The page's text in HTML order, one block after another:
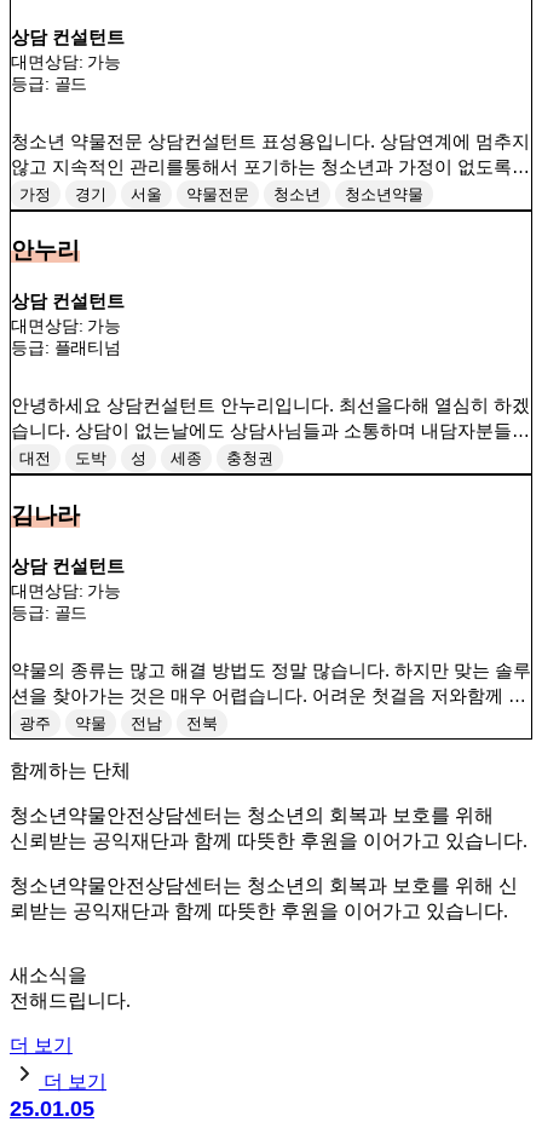
상담 컨설턴트
대면상담: 가능
등급: 골드
청소년 약물전문 상담컨설턴트 표성용입니다. 상담연계에 멈추지
않고 지속적인 관리를통해서 포기하는 청소년과 가정이 없도록
끝까지 완주하겠습니다.
가정 경기 서울 약물전문 청소년 청소년약물
안누리
상담 컨설턴트
대면상담: 가능
등급: 플래티넘
안녕하세요 상담컨설턴트 안누리입니다. 최선을다해 열심히 하겠
습니다. 상담이 없는날에도 상담사님들과 소통하며 내담자분들이
지치지않도록 케어하겠습니다. 감사합니다.
대전 도박 성 세종 충청권
김나라
상담 컨설턴트
대면상담: 가능
등급: 골드
약물의 종류는 많고 해결 방법도 정말 많습니다. 하지만 맞는 솔루
션을 찾아가는 것은 매우 어렵습니다. 어려운 첫걸음 저와함께 맞
는 상담사를 찾아가는것부터 한걸음씩 나아가보는게 어떨까요.
상담종료시까지 저 역시 활발한 소통으로 최선을 다할 것을 약속
드립니다.
광주 약물 전남 전북
함께하는 단체
청소년약물안전상담센터는 청소년의 회복과 보호를 위해
신뢰받는 공익재단과 함께 따뜻한 후원을 이어가고 있습니다.
청소년약물안전상담센터는 청소년의 회복과 보호를 위해 신
뢰받는 공익재단과 함께 따뜻한 후원을 이어가고 있습니다.
새소식을
전해드립니다.
더 보기
더 보기
25.01.05